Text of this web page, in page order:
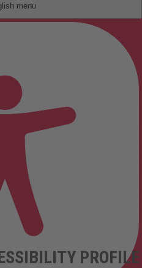
PROFILE